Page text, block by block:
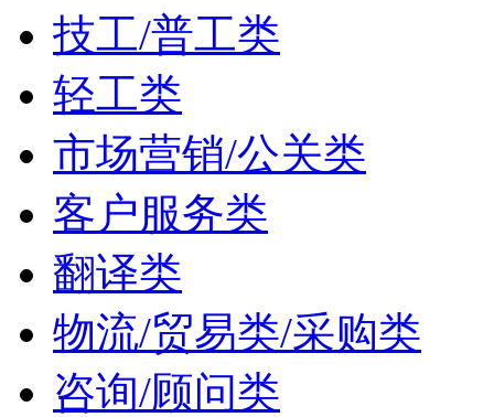
技工/普工类
轻工类
市场营销/公关类
客户服务类
翻译类
物流/贸易类/采购类
咨询/顾问类